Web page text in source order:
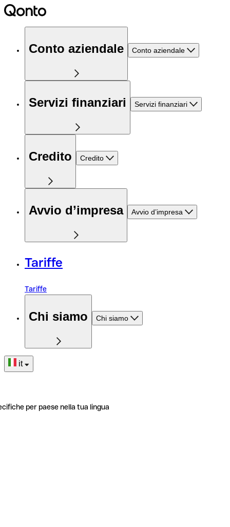
Conto aziendale Conto aziendale
Servizi finanziari Servizi finanziari
Credito Credito
Avvio d’impresa Avvio d’impresa
Tariffe
Tariffe
Chi siamo Chi siamo
it
per paese nella tua lingua